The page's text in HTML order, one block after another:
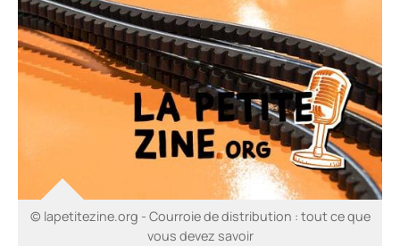
© lapetitezine.org - Courroie de distribution : tout ce que
vous devez savoir